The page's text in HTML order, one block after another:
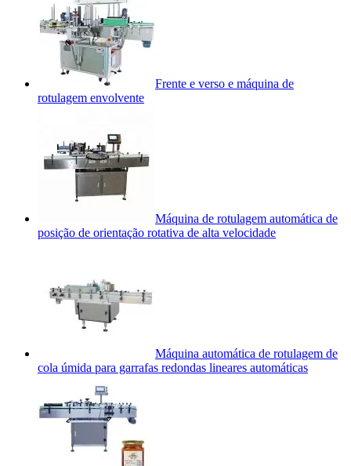
Frente e verso e máquina de
rotulagem envolvente
Máquina de rotulagem automática de
posição de orientação rotativa de alta velocidade
Máquina automática de rotulagem de
cola úmida para garrafas redondas lineares automáticas